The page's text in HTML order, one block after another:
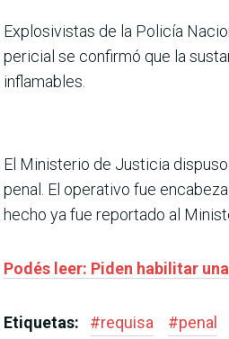
Explosivistas de la Policía
pericial se confirmó que la
inflamables.
El Ministerio de Justicia
penal. El operativo fue
hecho ya fue reportado al
Podés leer: Piden habilitar
Etiquetas: #requisa #penal